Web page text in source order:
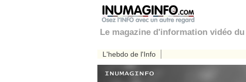
Le magazine d'information vidéo
L'hebdo de l'Info